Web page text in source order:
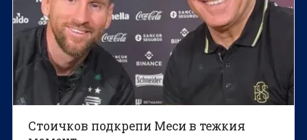
Стоичков подкрепи Меси в тежкия